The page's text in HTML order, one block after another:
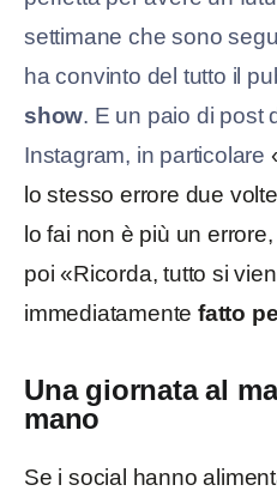
settimane che sono
ha convinto del tutto il
show. E un paio di post
Instagram, in particolare
lo stesso errore due
lo fai non è più un
poi «Ricorda, tutto si
immediatamentefatto
Una giornata al
mano
Se i social hanno